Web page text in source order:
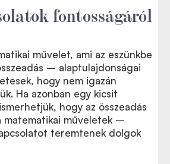
fontosságáról
művelet, ami az eszünkbe
– alaptulajdonságai
hogy nem igazán
Ha azonban egy kicsit
hogy az összeadás
matematikai műveletek –
teremtenek dolgok